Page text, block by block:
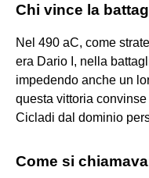
Chi vince la
Nel 490 aC, come
era Dario I, nella
impedendo anche un
questa vittoria
Cicladi dal dominio
Come si